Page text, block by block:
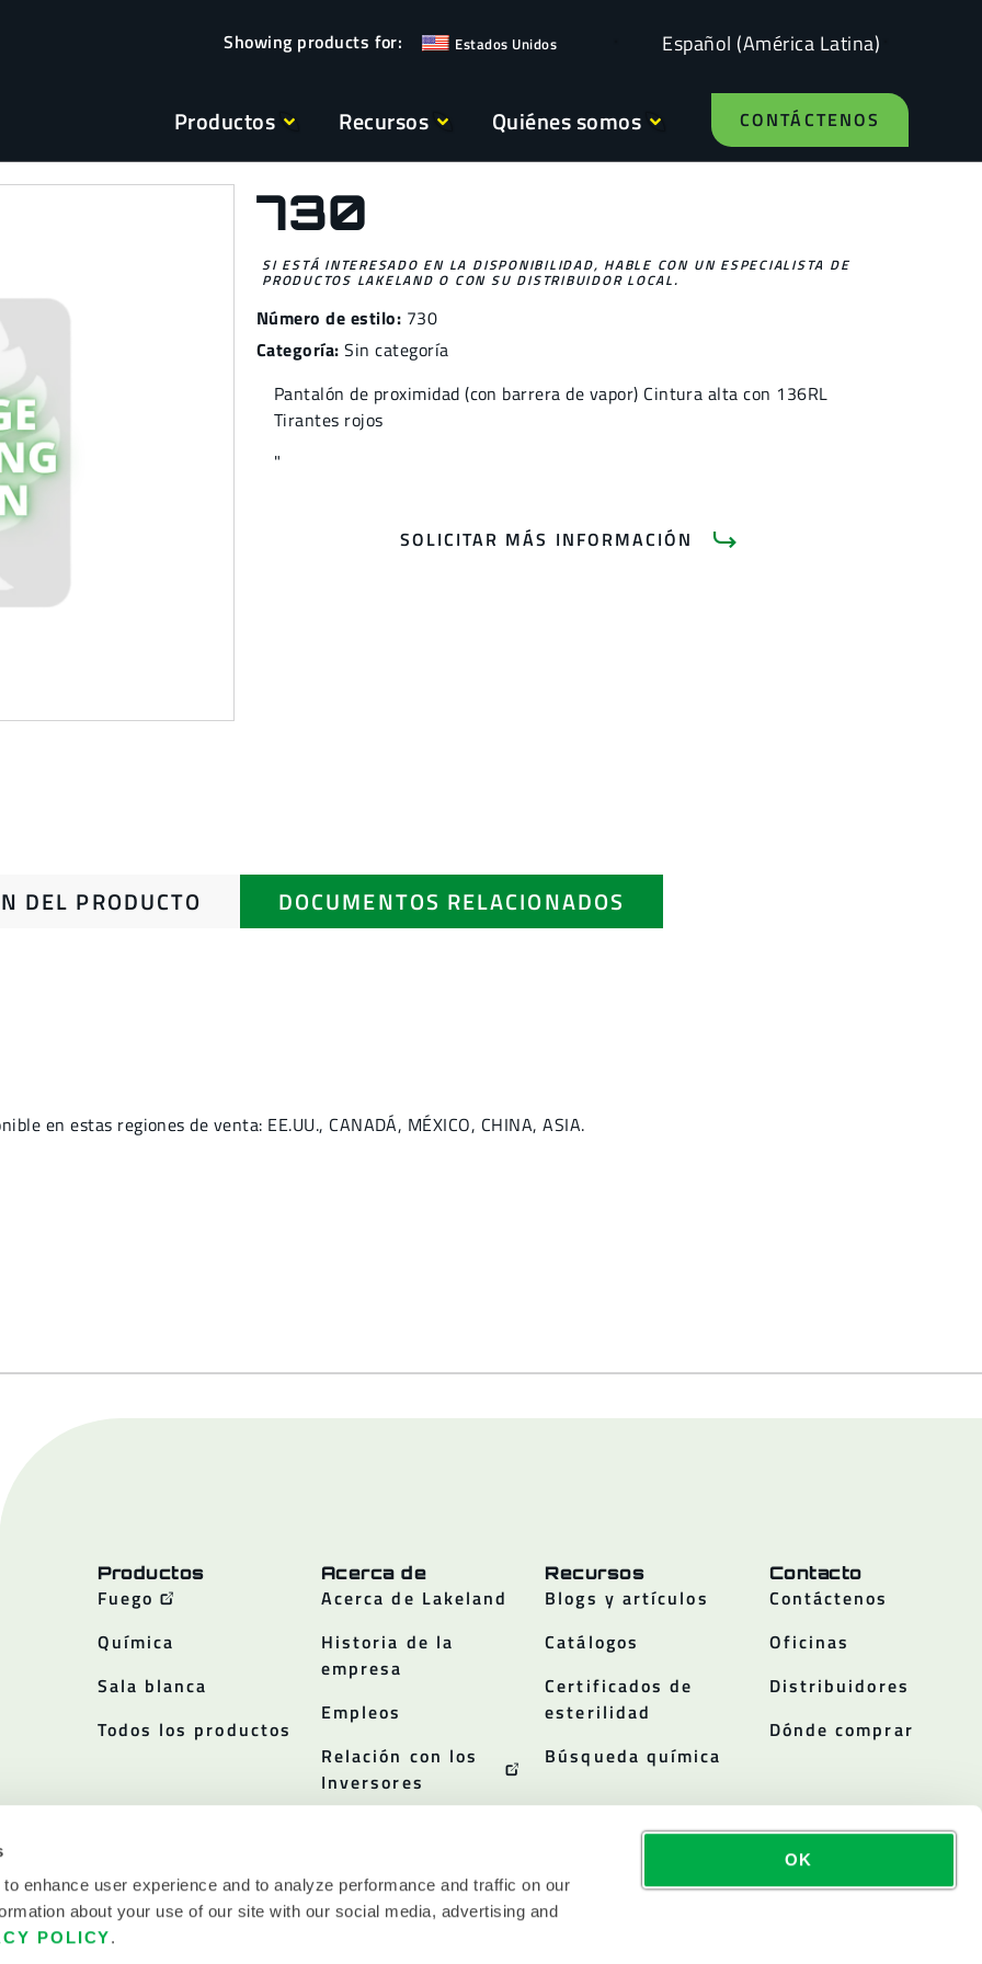
enhance user experience and to analyze performance and traffic on our
about your use of our site with our social media, advertising and
POLICY.
OK
Estados Unidos Español (América Latina)
Productos Recursos Quiénes somos CONTÁCTENOS
730
SI ESTÁ INTERESADO EN LA DISPONIBILIDAD, HABLE CON UN ESPECIALISTA DE
PRODUCTOS LAKELAND O CON SU DISTRIBUIDOR LOCAL.
Número de estilo: 730
Categoría: Sin categoría
Pantalón de proximidad (con barrera de vapor) Cintura alta con 136RL
Tirantes rojos
"
SOLICITAR MÁS INFORMACIÓN
DEL PRODUCTO DOCUMENTOS RELACIONADOS
en estas regiones de venta: EE.UU., CANADÁ, MÉXICO, CHINA, ASIA.
Productos
Fuego
Química
Sala blanca
Todos los productos
Acerca de
Acerca de Lakeland
Historia de la
empresa
Empleos
Relación con los
Inversores
Recursos
Blogs y artículos
Catálogos
Certificados de
esterilidad
Búsqueda química
Contacto
Contáctenos
Oficinas
Distribuidores
Dónde comprar